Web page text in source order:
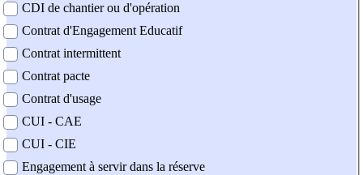
CDI de chantier ou d'opération
Contrat d'Engagement Educatif
Contrat intermittent
Contrat pacte
Contrat d'usage
CUI - CAE
CUI - CIE
Engagement à servir dans la réserve